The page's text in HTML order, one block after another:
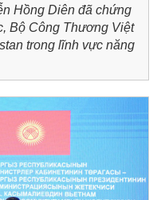
Hồng Diên đã chứng
Bộ Công Thương Việt
trong lĩnh vực năng